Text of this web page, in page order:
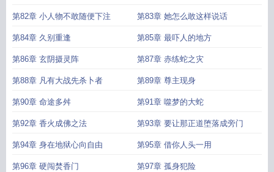
第82章 小人物不敢随便下注 第83章 她怎么敢这样说话
第84章 久别重逢 第85章 最吓人的地方
第86章 玄阴摄灵阵 第87章 赤练蛇之灾
第88章 凡有大战先杀卜者 第89章 尊主现身
第90章 命途多舛 第91章 噬梦的大蛇
第92章 香火成佛之法 第93章 要让那正道堕落成旁门
第94章 身在地狱心向自由 第95章 借你人头一用
第96章 硬闯焚香门 第97章 孤身犯险